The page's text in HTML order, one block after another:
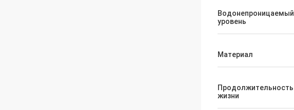
Водонепроницаемый
уровень
Материал
Продолжительность
жизни